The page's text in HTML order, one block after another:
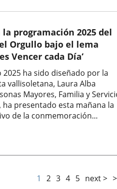
programación 2025 del
Orgullo bajo el lema
Vencer cada Día’
2025 ha sido diseñado por la
vallisoletana, Laura Alba
Mayores, Familia y
ha presentado esta mañana la
de la conmemoración...
1 2 3 4 5 next >